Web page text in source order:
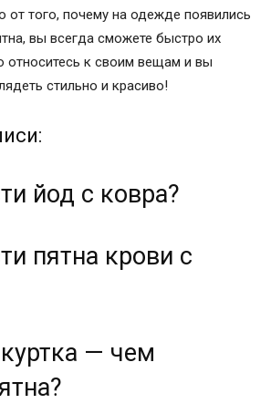
от того, почему на одежде появились
вы всегда сможете быстро их
относитесь к своим вещам и вы
стильно и красиво!
йод с ковра?
пятна крови с
— чем